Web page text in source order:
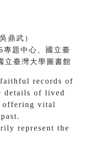
鼎武）
專題中心、
國立臺
立臺灣大學圖書館
faithful records of
details of lived
offering vital
represent the